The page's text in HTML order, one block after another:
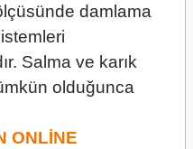
damlama
Salma ve karık
olduğunca
ONLİNE